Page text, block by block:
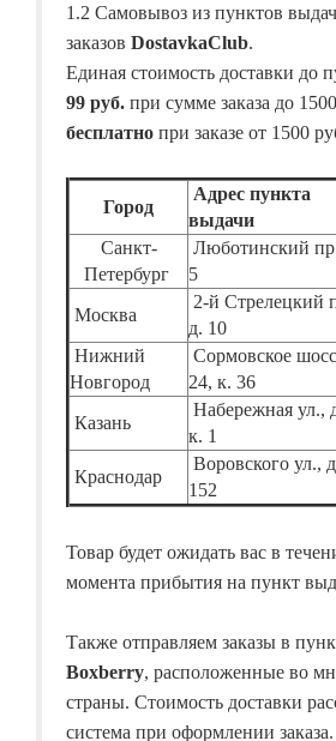
1.2 Самовывоз из пунктов
заказов DostavkaClub.
Единая стоимость доставки до
99 руб. при сумме заказа до
бесплатно при заказе от 1500
Город
Адрес пункта
выдачи
Санкт-
Петербург
Люботинский
5
Москва
2-й Стрелецкий
д. 10
Нижний
Новгород
Сормовское
24, к. 36
Казань
Набережная ул.,
к. 1
Краснодар
Воровского ул.,
152
Товар будет ожидать вас в
момента прибытия на пункт
Также отправляем заказы в
Boxberry, расположенные во
страны. Стоимость доставки
система при оформлении заказа.